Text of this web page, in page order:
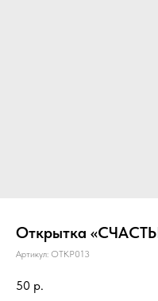
Открытка
Артикул: ОТКР013
50 р.